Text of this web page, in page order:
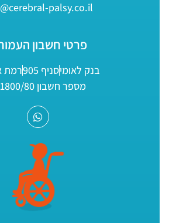
palsy.co.il
פרטי חשבון
בנק לאומיסניף 905
רמת
מספר חשבון 161800/80